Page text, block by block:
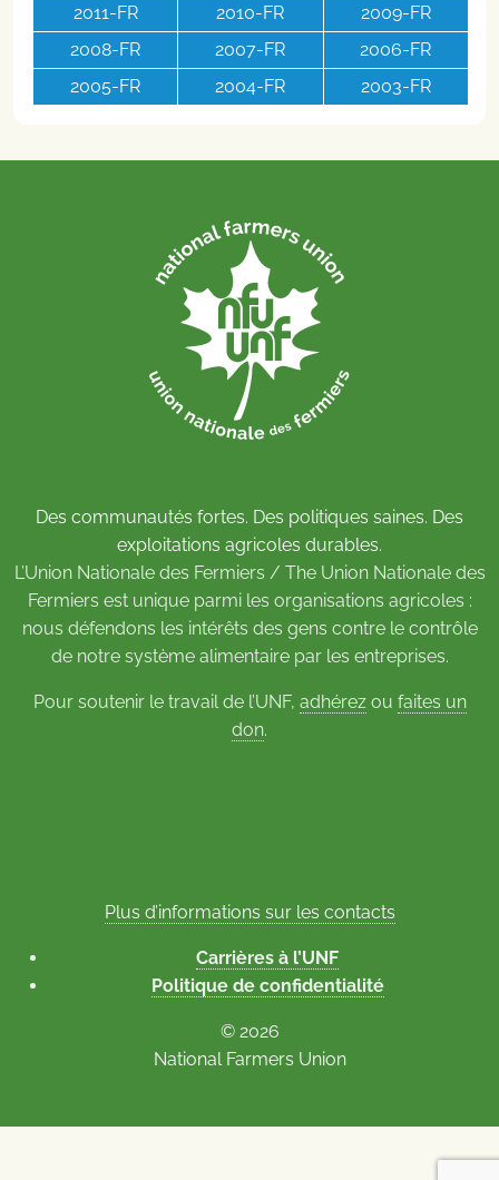
2011-FR
2010-FR
2009-FR
2008-FR
2007-FR
2006-FR
2005-FR
2004-FR 2003-FR
Des communautés fortes. Des politiques saines. Des
exploitations agricoles durables.
L’Union Nationale des Fermiers / The Union Nationale des
Fermiers est unique parmi les organisations agricoles :
nous défendons les intérêts des gens contre le contrôle
de notre système alimentaire par les entreprises.
Pour soutenir le travail de l’UNF, adhérezou faites un
don.
Plus d’informations sur les contacts
Carrières à l’UNF
Politique de confidentialité
© 2026
National Farmers Union